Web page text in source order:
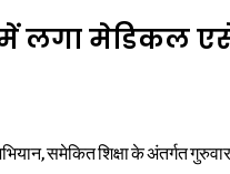
लगा मेडिकल
समेकित शिक्षा के अंतर्गत